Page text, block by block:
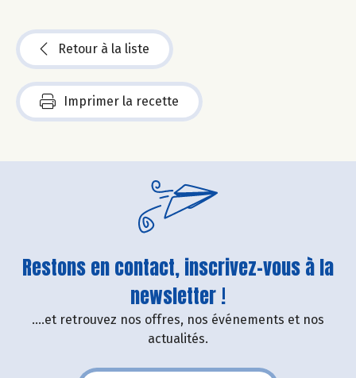
Retour à la liste
Imprimer la recette
Restons en contact, inscrivez-vous à la
newsletter !
....et retrouvez nos offres, nos événements et nos
actualités.